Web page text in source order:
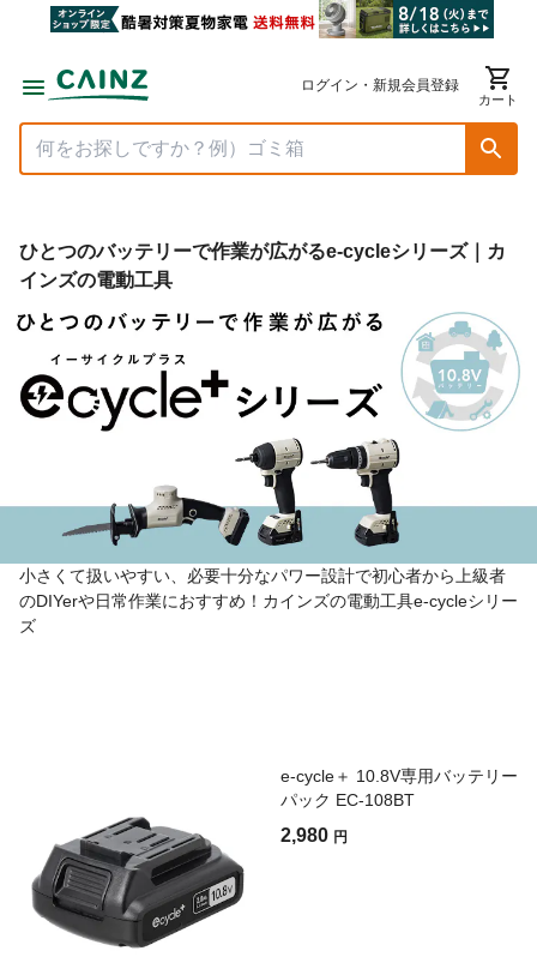
ログイン・新規会員登録
カート
ひとつのバッテリーで作業が広がるe-cycleシリーズ｜カ
インズの電動工具
小さくて扱いやすい、必要十分なパワー設計で初心者から上級者
のDIYerや日常作業におすすめ！カインズの電動工具e-cycleシリー
ズ
e-cycle＋ 10.8V専用バッテリー
パック EC-108BT
2,980 円